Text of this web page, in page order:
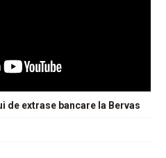
de extrase bancare la Bervas